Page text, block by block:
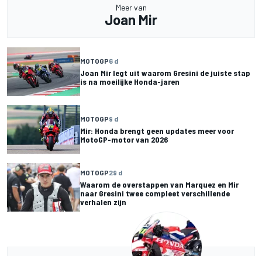
Meer van
Joan Mir
MOTOGP6 d
Joan Mir legt uit waarom Gresini de juiste stap
is na moeilijke Honda-jaren
MOTOGP9 d
Mir: Honda brengt geen updates meer voor
MotoGP-motor van 2026
MOTOGP29 d
Waarom de overstappen van Marquez en Mir
naar Gresini twee compleet verschillende
verhalen zijn